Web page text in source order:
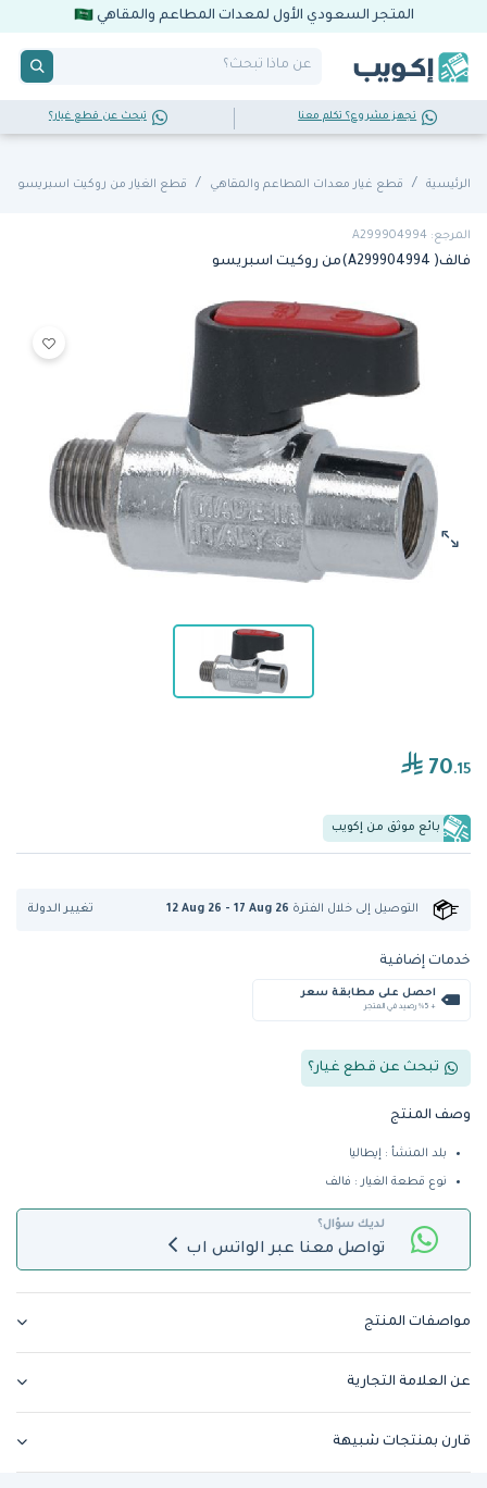
المتجر السعودي الأول لمعدات المطاعم والمقاهي
تجهز مشروع؟ تكلم معنا تبحث عن قطع غيار؟
الرئيسية قطع غيار معدات المطاعم والمقاهي قطع الغيار من روكيت اسبريسو
المرجع: A299904994
فالف( A299904994)من روكيت اسبريسو
70.15
بائع موثق من إكويب
التوصيل إلى خلال الفترة 12 Aug 26 - 17 Aug 26 تغيير الدولة
خدمات إضافية
احصل على مطابقة سعر
+ %5 رصيد في المتجر
تبحث عن قطع غيار؟
وصف المنتج
بلد المنشأ : إيطاليا
نوع قطعة الغيار : فالف
لديك سؤال؟
تواصل معنا عبر الواتس اب
مواصفات المنتج
عن العلامة التجارية
قارن بمنتجات شبيهة